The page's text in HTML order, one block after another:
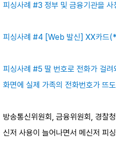
피싱사례 #3 정부 및 금융기관을
피싱사례 #4 [Web 발신] XX카드
피싱사례 #5 딸 번호로 전화가 걸
화면에 실제 가족의 전화번호가 뜨
방송통신위원회, 금융위원회, 경찰
신저 사용이 늘어나면서 메신저 피